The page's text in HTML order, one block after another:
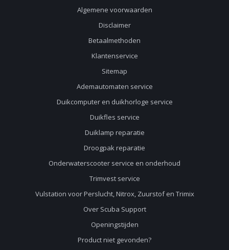
Algemene voorwaarden
Disclaimer
Betaalmethoden
Klantenservice
Sitemap
Ademautomaten service
Duikcomputer en duikhorloge service
Duikfles service
Duiklamp reparatie
Droogpak reparatie
Onderwaterscooter service en onderhoud
Trimvest service
Vulstation voor Perslucht, Nitrox, Zuurstof en Trimix
Over Scuba Support
Openingstijden
Product niet gevonden?